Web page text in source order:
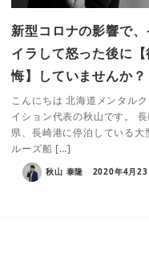
新型コロナの影響で、
イラして怒った後に【
悔】していませんか？
こんにちは 北海道メンタルク
イション代表の秋山です。
県、長崎港に停泊している大
ルーズ船 […]
秋山 泰隆 2020年4月23